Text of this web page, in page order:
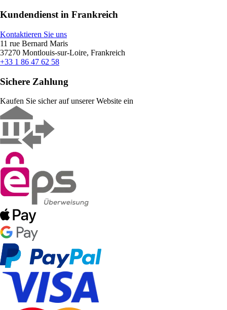
Kundendienst in Frankreich
Kontaktieren Sie uns
11 rue Bernard Maris
37270 Montlouis-sur-Loire, Frankreich
+33 1 86 47 62 58
Sichere Zahlung
Kaufen Sie sicher auf unserer Website ein